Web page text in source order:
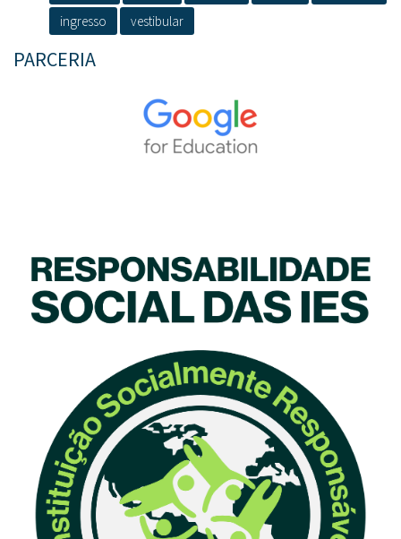
ingresso
vestibular
PARCERIA